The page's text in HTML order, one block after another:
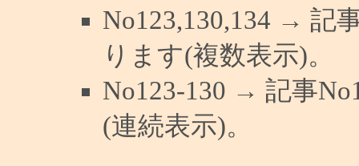
No123,130,134 → 記
ります(複数表示)。
No123-130 → 記事
(連続表示)。